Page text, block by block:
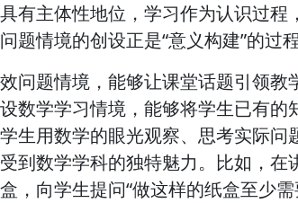
有主体性地位，学习作为认识过程
题情境的创设正是“意义构建”的过程
问题情境，能够让课堂话题引领
数学学习情境，能够将学生已有
生用数学的眼光观察、思考实际
到数学学科的独特魅力。比如，
，向学生提问“做这样的纸盒至少